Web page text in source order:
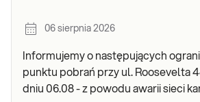
06 sierpnia 2026
Informujemy o następujących
punktu pobrań przy ul. Roosevelta 44
dniu 06.08 - z powodu awarii sieci